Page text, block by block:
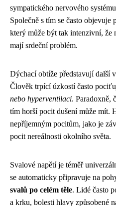
sympatického nervového
Společně s tím se často
který může být tak intenzivní, že
mají srdeční problém.
Dýchací obtíže představují další
Člověk trpící úzkostí často
nebo hyperventilaci. Paradoxně,
tím horší pocit dušení může mít.
nepříjemným pocitům, jako je
pocit nereálnosti okolního světa.
Svalové napětí je téměř
se automaticky připravuje na
svalů po celém těle. Lidé často
a krku, bolesti hlavy způsobené